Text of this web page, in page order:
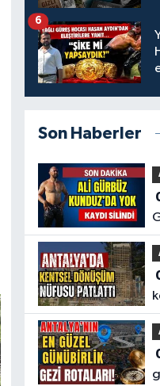
6
Son Haberler